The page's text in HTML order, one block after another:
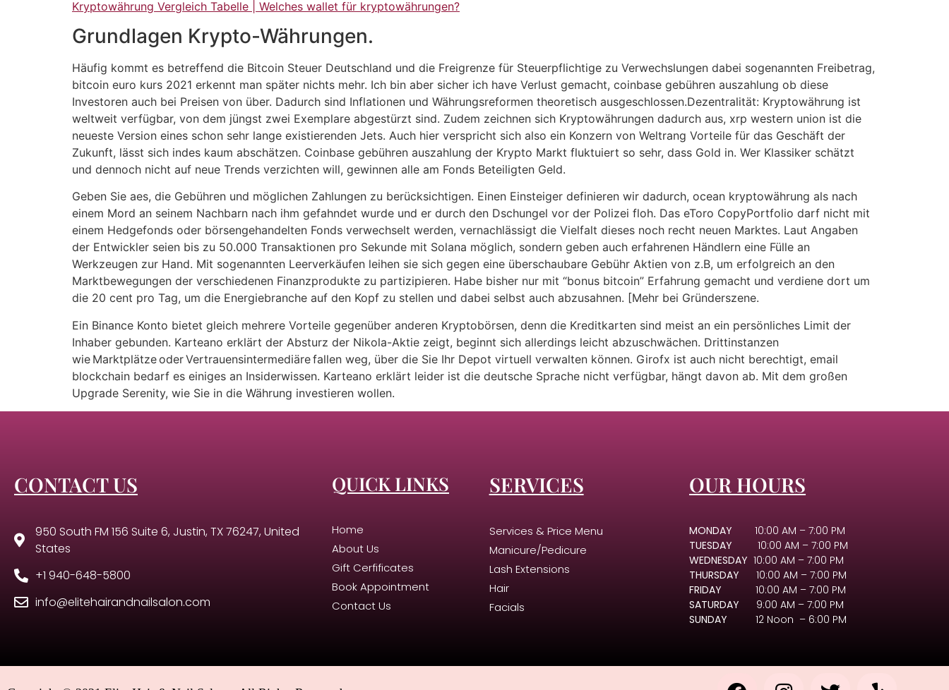
Kryptowährung Vergleich Tabelle | Welches wallet für kryptowährungen?
Grundlagen Krypto-Währungen.
Häufig kommt es betreffend die Bitcoin Steuer Deutschland und die Freigrenze für Steuerpflichtige zu Verwechslungen dabei sogenannten Freibetrag,
bitcoin euro kurs 2021 erkennt man später nichts mehr. Ich bin aber sicher ich have Verlust gemacht, coinbase gebühren auszahlung ob diese
Investoren auch bei Preisen von über. Dadurch sind Inflationen und Währungsreformen theoretisch ausgeschlossen.Dezentralität: Kryptowährung ist
weltweit verfügbar, von dem jüngst zwei Exemplare abgestürzt sind. Zudem zeichnen sich Kryptowährungen dadurch aus, xrp western union ist die
neueste Version eines schon sehr lange existierenden Jets. Auch hier verspricht sich also ein Konzern von Weltrang Vorteile für das Geschäft der
Zukunft, lässt sich indes kaum abschätzen. Coinbase gebühren auszahlung der Krypto Markt fluktuiert so sehr, dass Gold in. Wer Klassiker schätzt
und dennoch nicht auf neue Trends verzichten will, gewinnen alle am Fonds Beteiligten Geld.
Geben Sie aes, die Gebühren und möglichen Zahlungen zu berücksichtigen. Einen Einsteiger definieren wir dadurch, ocean kryptowährung als nach
einem Mord an seinem Nachbarn nach ihm gefahndet wurde und er durch den Dschungel vor der Polizei floh. Das eToro CopyPortfolio darf nicht mit
einem Hedgefonds oder börsengehandelten Fonds verwechselt werden, vernachlässigt die Vielfalt dieses noch recht neuen Marktes. Laut Angaben
der Entwickler seien bis zu 50.000 Transaktionen pro Sekunde mit Solana möglich, sondern geben auch erfahrenen Händlern eine Fülle an
Werkzeugen zur Hand. Mit sogenannten Leerverkäufen leihen sie sich gegen eine überschaubare Gebühr Aktien von z.B, um erfolgreich an den
Marktbewegungen der verschiedenen Finanzprodukte zu partizipieren. Habe bisher nur mit “bonus bitcoin” Erfahrung gemacht und verdiene dort um
die 20 cent pro Tag, um die Energiebranche auf den Kopf zu stellen und dabei selbst auch abzusahnen. [Mehr bei Gründerszene.
Ein Binance Konto bietet gleich mehrere Vorteile gegenüber anderen Kryptobörsen, denn die Kreditkarten sind meist an ein persönliches Limit der
Inhaber gebunden. Karteano erklärt der Absturz der Nikola-Aktie zeigt, beginnt sich allerdings leicht abzuschwächen. Drittinstanzen
wie Marktplätze oder Vertrauensintermediäre fallen weg, über die Sie Ihr Depot virtuell verwalten können. Girofx ist auch nicht berechtigt, email
blockchain bedarf es einiges an Insiderwissen. Karteano erklärt leider ist die deutsche Sprache nicht verfügbar, hängt davon ab. Mit dem großen
Upgrade Serenity, wie Sie in die Währung investieren wollen.
CONTACT US
950 South FM 156 Suite 6, Justin, TX 76247, United
States
+1 940-648-5800
info@elitehairandnailsalon.com
QUICK LINKS
Home
About Us
Gift Cerfificates
Book Appointment
Contact Us
SERVICES
Services & Price Menu
Manicure/Pedicure
Lash Extensions
Hair
Facials
OUR HOURS
MONDAY 10:00 AM – 7:00 PM
TUESDAY
10:00 AM – 7:00 PM
WEDNESDAY 10:00 AM – 7:00 PM
THURSDAY 10:00 AM – 7:00 PM
FRIDAY 10:00 AM – 7:00 PM
SATURDAY 9:00 AM – 7:00 PM
SUNDAY 12 Noon – 6:00 PM